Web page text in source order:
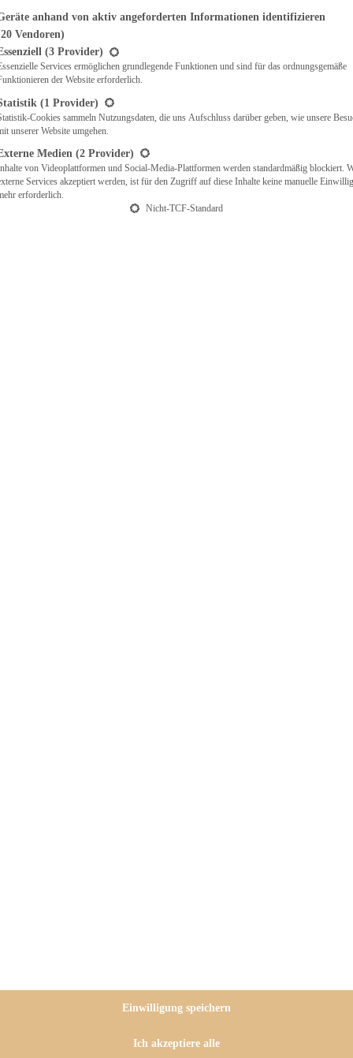
und Terrasse genießen! Habt
ja diese Zeit, wo der Garten
im Freien genießen kann.
leckere und s
fix zubereitet, denn Ihr
anhand von aktiv angeforderten Informationen identifizieren
Vendoren)
eine Liste der Service-Gruppen, für die eine Einwilligung erteilt werden
(3 Provider)
Services ermöglichen grundlegende Funktionen und sind für das ordnungsgemäße
der Website erforderlich.
(1 Provider)
Cookies sammeln Nutzungsdaten, die uns Aufschluss darüber geben, wie unsere
unserer Website umgehen.
Medien (2 Provider)
von Videoplattformen und Social-Media-Plattformen werden standardmäßig blockiert.
Services akzeptiert werden, ist für den Zugriff auf diese Inhalte keine manuelle
erforderlich.
Nicht-TCF-Standard
Einwilligung speichern
Ich akzeptiere alle